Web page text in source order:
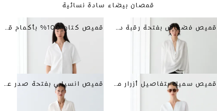
قمصان بيضاء سادة نسائية
قميص فضفاض بفتحة رقبة درابيه قميص كتان 100% بأكمام قصيرة
قميص سميك بتفاصيل أزرار من الكتان المخلوط قميص انسيابي بفتحة صدر على شكل V وكتان